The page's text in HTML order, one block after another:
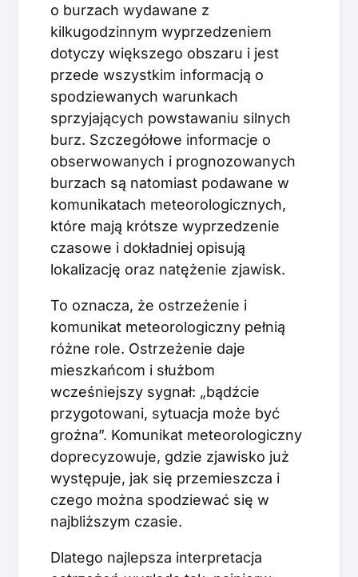
o burzach wydawane z
kilkugodzinnym wyprzedzeniem
dotyczy większego obszaru i jest
przede wszystkim informacją o
spodziewanych warunkach
sprzyjających powstawaniu silnych
burz. Szczegółowe informacje o
obserwowanych i prognozowanych
burzach są natomiast podawane w
komunikatach meteorologicznych,
które mają krótsze wyprzedzenie
czasowe i dokładniej opisują
lokalizację oraz natężenie zjawisk.
To oznacza, że ostrzeżenie i
komunikat meteorologiczny pełnią
różne role. Ostrzeżenie daje
mieszkańcom i służbom
wcześniejszy sygnał: „bądźcie
przygotowani, sytuacja może być
groźna”. Komunikat meteorologiczny
doprecyzowuje, gdzie zjawisko już
występuje, jak się przemieszcza i
czego można spodziewać się w
najbliższym czasie.
Dlatego najlepsza interpretacja